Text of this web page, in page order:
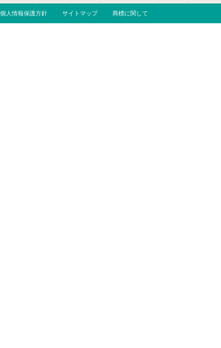
個人情報保護方針 サイトマップ 商標に関して